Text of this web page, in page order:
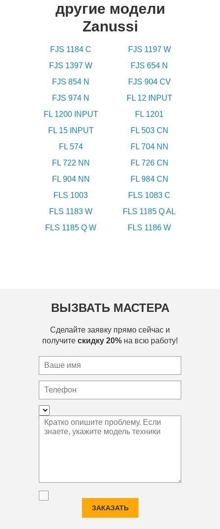
другие модели
Zanussi
FJS 1184 C
FJS 1197 W
FJS 1397 W
FJS 654 N
FJS 854 N
FJS 904 CV
FJS 974 N
FL 12 INPUT
FL 1200 INPUT
FL 1201
FL 15 INPUT
FL 503 CN
FL 574
FL 704 NN
FL 722 NN
FL 726 CN
FL 904 NN
FL 984 CN
FLS 1003
FLS 1083 C
FLS 1183 W
FLS 1185 Q AL
FLS 1185 Q W
FLS 1186 W
ВЫЗВАТЬ МАСТЕРА
Сделайте заявку прямо сейчас и
получите скидку 20% на всю работу!
ЗАКАЗАТЬ